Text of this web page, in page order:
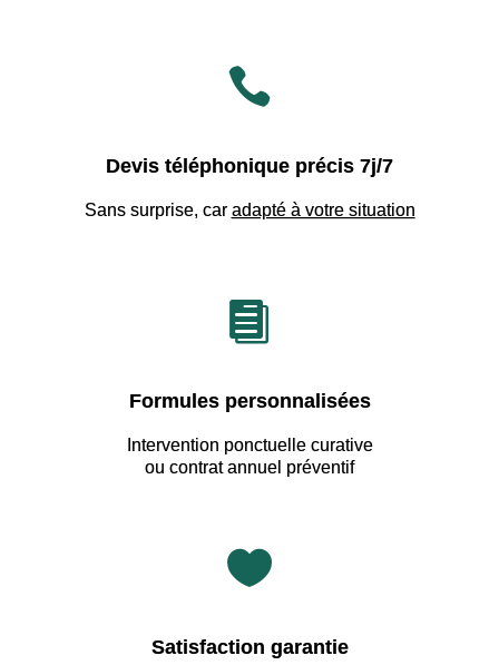

Devis téléphonique précis 7j/7
Sans surprise, car adapté à votre situation

Formules personnalisées
Intervention ponctuelle curative
ou contrat annuel préventif

Satisfaction garantie